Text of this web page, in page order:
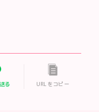
る URLをコピー